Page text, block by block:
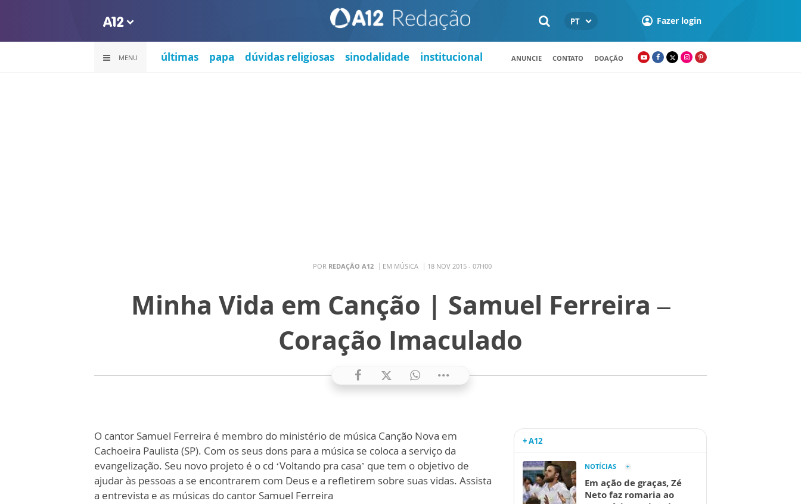
PT Fazer login
MENU últimas papa dúvidas religiosas sinodalidade institucional ANUNCIE CONTATO DOAÇÃO
POR REDAÇÃO A12 EM MÚSICA 18 NOV 2015 - 07H00
Minha Vida em Canção | Samuel Ferreira –
Coração Imaculado
O cantor Samuel Ferreira é membro do ministério de música Canção Nova em
Cachoeira Paulista (SP). Com os seus dons para a música se coloca a serviço da
evangelização. Seu novo projeto é o cd ‘Voltando pra casa’ que tem o objetivo de
ajudar às pessoas a se encontrarem com Deus e a refletirem sobre suas vidas. Assista
a entrevista e as músicas do cantor Samuel Ferreira
+ A12
NOTÍCIAS
Em ação de graças, Zé
Neto faz romaria ao